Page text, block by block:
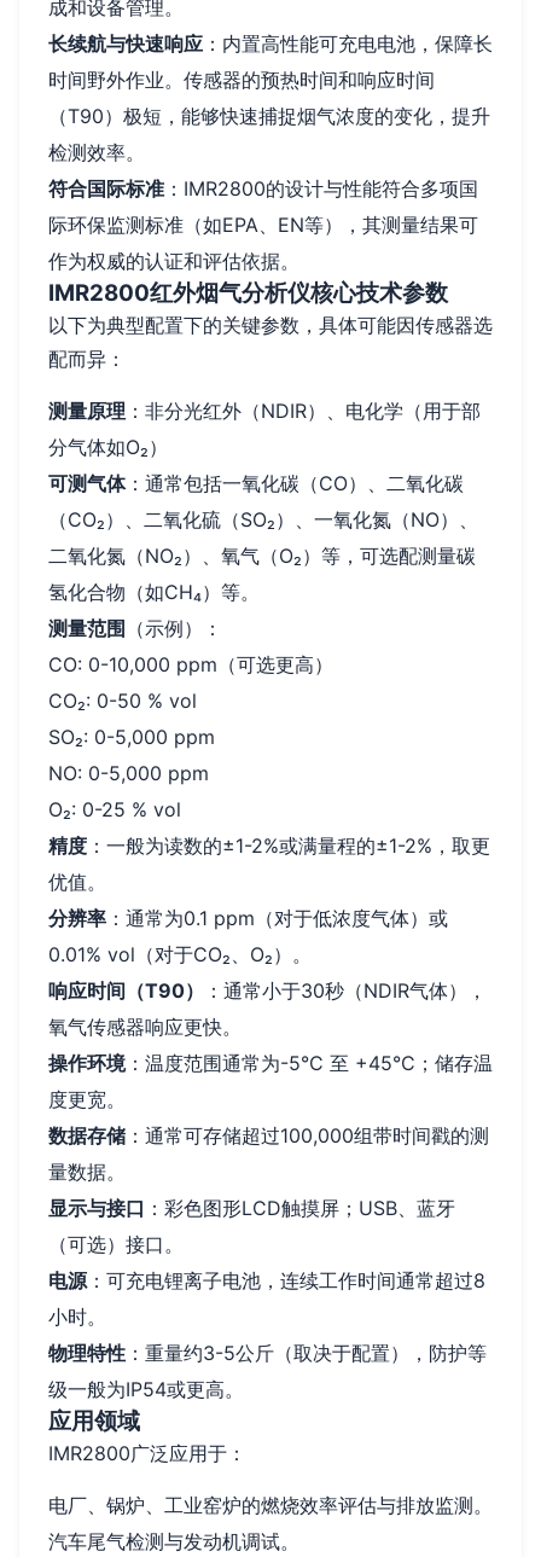
成和设备管理。
长续航与快速响应 ：内置高性能可充电电池，保障长
时间野外作业。传感器的预热时间和响应时间
（T90）极短，能够快速捕捉烟气浓度的变化，提升
检测效率。
符合国际标准 ：IMR2800的设计与性能符合多项国
际环保监测标准（如EPA、EN等），其测量结果可
作为权威的认证和评估依据。
IMR2800红外烟气分析仪核心技术参数
以下为典型配置下的关键参数，具体可能因传感器选
配而异：
测量原理 ：非分光红外（NDIR）、电化学（用于部
分气体如O₂）
可测气体：通常包括一氧化碳（CO）、二氧化碳
（CO₂）、二氧化硫（SO₂）、一氧化氮（NO）、
二氧化氮（NO₂）、氧气（O₂）等，可选配测量碳
氢化合物（如CH₄）等。
测量范围 （示例）：
CO: 0-10,000 ppm（可选更高）
CO₂: 0-50 % vol
SO₂: 0-5,000 ppm
NO: 0-5,000 ppm
O₂: 0-25 % vol
精度 ：一般为读数的±1-2%或满量程的±1-2%，取更
优值。
分辨率 ：通常为0.1 ppm（对于低浓度气体）或
0.01% vol（对于CO₂、O₂）。
响应时间（T90）
：通常小于30秒（NDIR气体），
氧气传感器响应更快。
操作环境：温度范围通常为-5°C 至 +45°C；储存温
度更宽。
数据存储 ：通常可存储超过100,000组带时间戳的测
量数据。
显示与接口 ：彩色图形LCD触摸屏；USB、蓝牙
（可选）接口。
电源 ：可充电锂离子电池，连续工作时间通常超过8
小时。
物理特性 ：重量约3-5公斤（取决于配置），防护等
级一般为IP54或更高。
应用领域
IMR2800广泛应用于：
电厂、锅炉、工业窑炉的燃烧效率评估与排放监测。
汽车尾气检测与发动机调试。